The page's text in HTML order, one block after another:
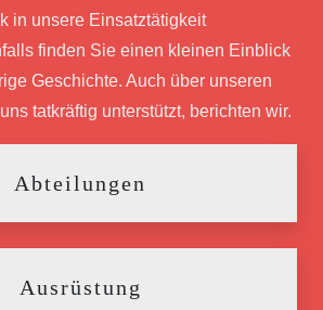
in unsere Einsatztätigkeit
finden Sie einen kleinen Einblick
Geschichte. Auch über unseren
tatkräftig unterstützt, berichten wir.
Abteilungen
Ausrüstung